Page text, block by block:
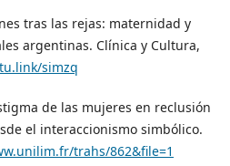
tras las rejas: maternidad y
argentinas. Clínica y Cultura,
simzq
de las mujeres en reclusión
el interaccionismo simbólico.
trahs/862&file=1